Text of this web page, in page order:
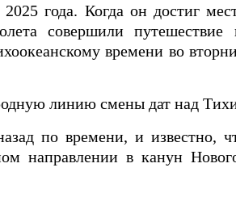
года. Когда он достиг
совершили
времени во
линию смены дат над
по времени, и известно,
направлении в канун